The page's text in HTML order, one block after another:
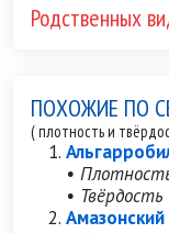
Родственных
ПОХОЖИЕ ПО
( плотность и
•
•